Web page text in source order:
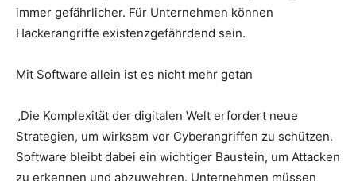
immer gefährlicher. Für Unternehmen können
Hackerangriffe existenzgefährdend sein.
Mit Software allein ist es nicht mehr getan
„Die Komplexität der digitalen Welt erfordert neue
Strategien, um wirksam vor Cyberangriffen zu schützen.
Software bleibt dabei ein wichtiger Baustein, um Attacken
zu erkennen und abzuwehren. Unternehmen müssen